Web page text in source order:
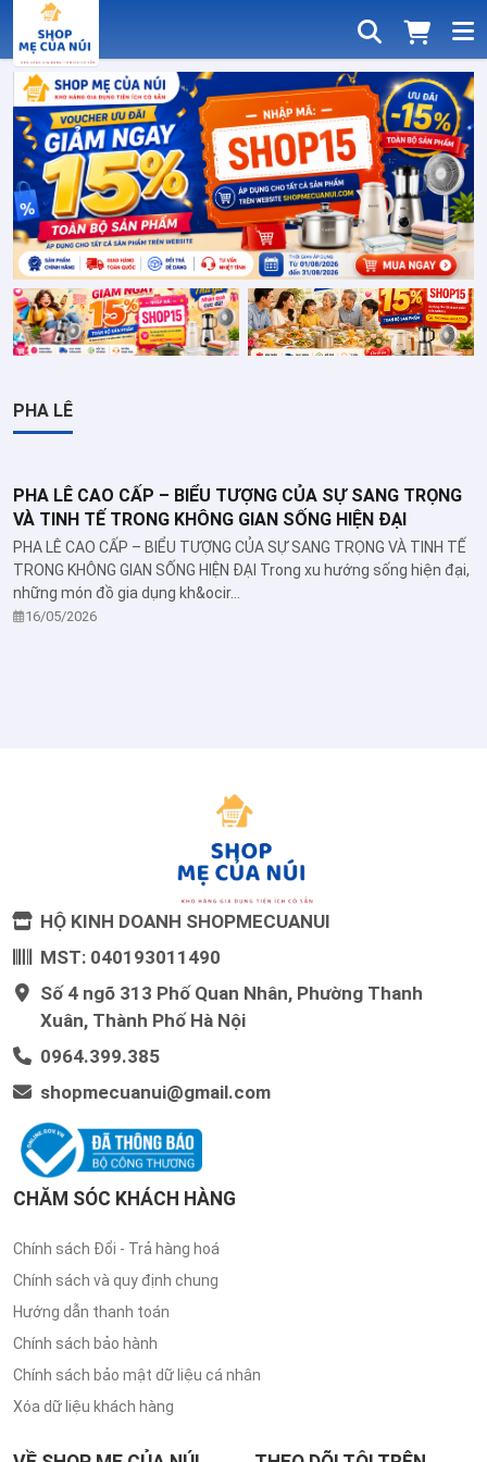
PHA LÊ
PHA LÊ CAO CẤP – BIỂU TƯỢNG CỦA SỰ SANG TRỌNG
VÀ TINH TẾ TRONG KHÔNG GIAN SỐNG HIỆN ĐẠI
PHA LÊ CAO CẤP – BIỂU TƯỢNG CỦA SỰ SANG TRỌNG VÀ TINH TẾ
TRONG KHÔNG GIAN SỐNG HIỆN ĐẠI Trong xu hướng sống hiện đại,
những món đồ gia dụng kh&ocir...
16/05/2026
HỘ KINH DOANH SHOPMECUANUI
MST: 040193011490
Số 4 ngõ 313 Phố Quan Nhân, Phường Thanh
Xuân, Thành Phố Hà Nội
0964.399.385
shopmecuanui@gmail.com
CHĂM SÓC KHÁCH HÀNG
Chính sách Đổi - Trả hàng hoá
Chính sách và quy định chung
Hướng dẫn thanh toán
Chính sách bảo hành
Chính sách bảo mật dữ liệu cá nhân
Xóa dữ liệu khách hàng